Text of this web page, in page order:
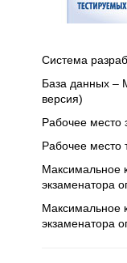
Система
База данных –
версия)
Рабочее место
Рабочее место
Максимальное
экзаменатора
Максимальное
экзаменатора